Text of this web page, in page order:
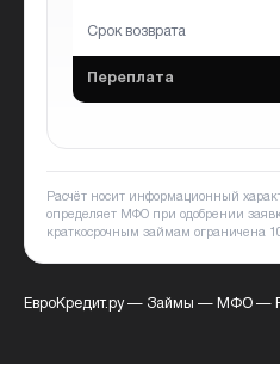
Срок возврата
Переплата
Расчёт носит информационный
определяет МФО при одобрении
краткосрочным займам ограничена
ЕвроКредит.ру— Займы — МФО —